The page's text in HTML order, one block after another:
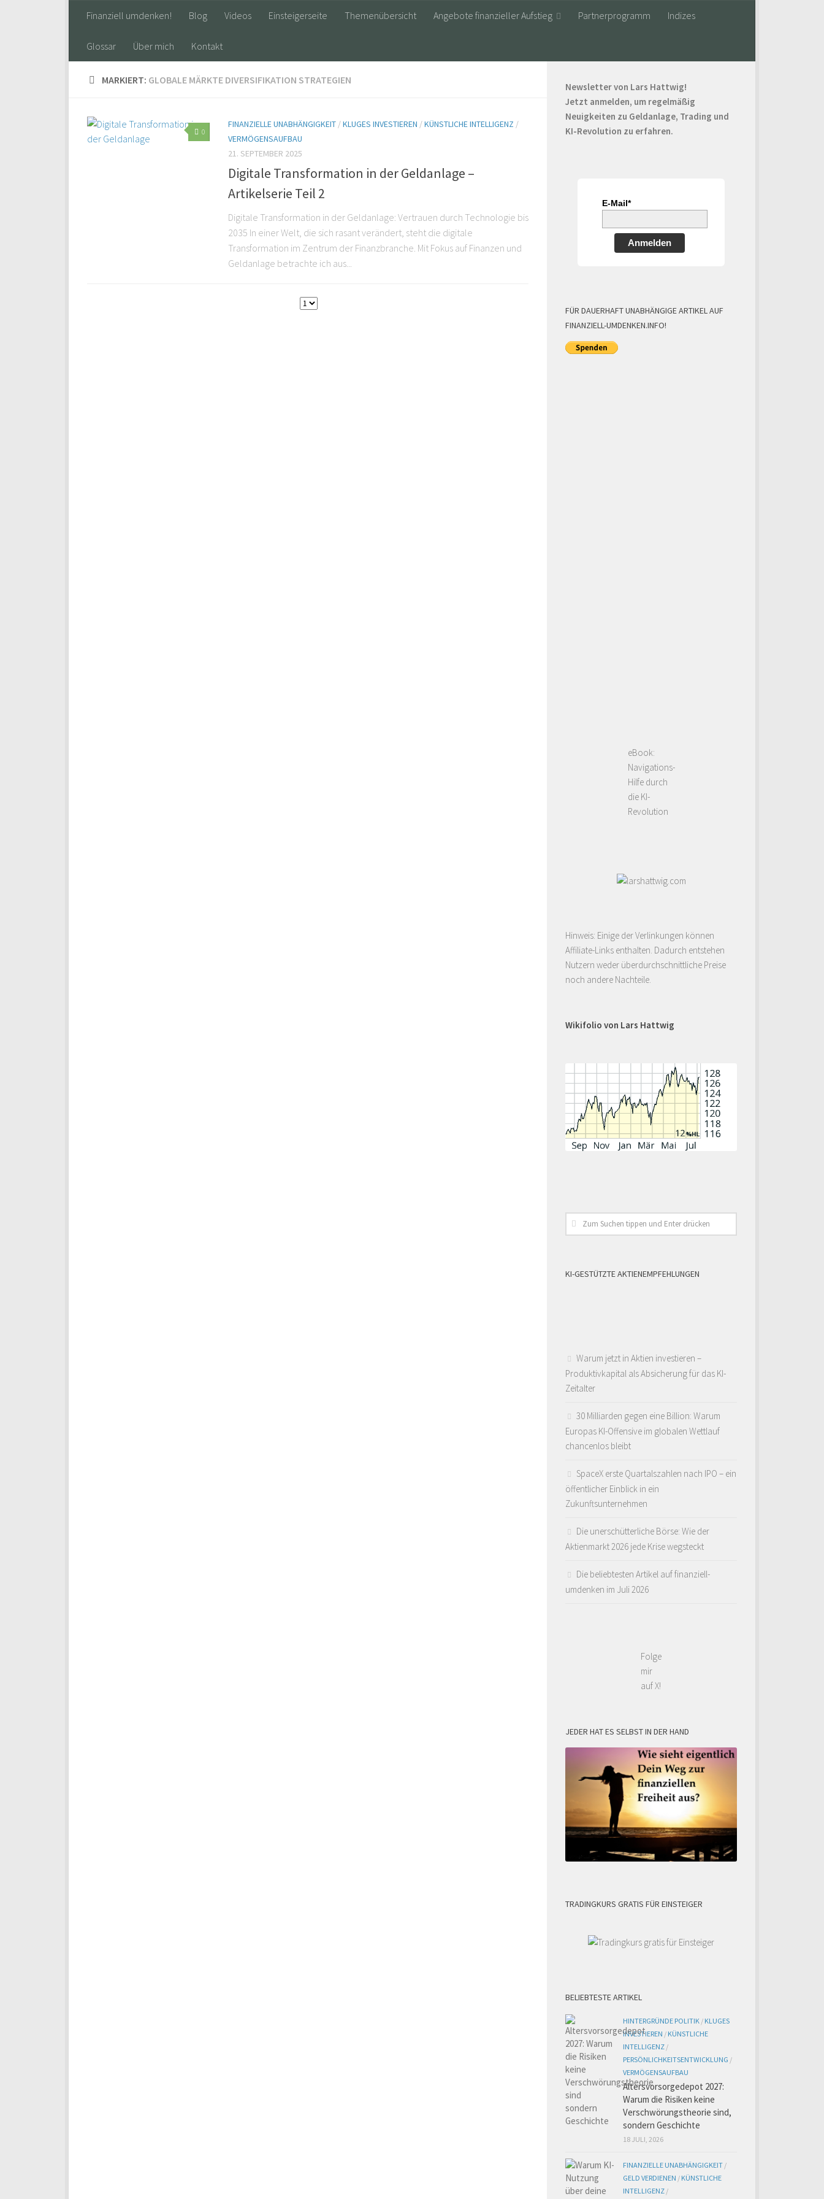
Finanziell umdenken! Blog Videos Einsteigerseite Themenübersicht Angebote finanzieller Aufstieg Partnerprogramm Indizes
Glossar Über mich Kontakt
MARKIERT: GLOBALE MÄRKTE DIVERSIFIKATION STRATEGIEN
0
FINANZIELLE UNABHÄNGIGKEIT /KLUGES INVESTIEREN /KÜNSTLICHE INTELLIGENZ /
VERMÖGENSAUFBAU
21. SEPTEMBER 2025
Digitale Transformation in der Geldanlage –
Artikelserie Teil 2
Digitale Transformation in der Geldanlage: Vertrauen durch Technologie bis
2035 In einer Welt, die sich rasant verändert, steht die digitale
Transformation im Zentrum der Finanzbranche. Mit Fokus auf Finanzen und
Geldanlage betrachte ich aus...
Newsletter von Lars Hattwig!
Jetzt anmelden, um regelmäßig
Neuigkeiten zu Geldanlage, Trading und
KI-Revolution zu erfahren.
E-Mail*
Anmelden
FÜR DAUERHAFT UNABHÄNGIGE ARTIKEL AUF
FINANZIELL-UMDENKEN.INFO!
eBook:
Navigations-
Hilfe durch
die KI-
Revolution
Hinweis: Einige der Verlinkungen können
Affiliate-Links enthalten. Dadurch entstehen
Nutzern weder überdurchschnittliche Preise
noch andere Nachteile.
Wikifolio von Lars Hattwig
KI-GESTÜTZTE AKTIENEMPFEHLUNGEN
Warum jetzt in Aktien investieren –
Produktivkapital als Absicherung für das KI-
Zeitalter
30 Milliarden gegen eine Billion: Warum
Europas KI-Offensive im globalen Wettlauf
chancenlos bleibt
SpaceX erste Quartalszahlen nach IPO – ein
öffentlicher Einblick in ein
Zukunftsunternehmen
Die unerschütterliche Börse: Wie der
Aktienmarkt 2026 jede Krise wegsteckt
Die beliebtesten Artikel auf finanziell-
umdenken im Juli 2026
Folge
mir
auf X!
JEDER HAT ES SELBST IN DER HAND
TRADINGKURS GRATIS FÜR EINSTEIGER
BELIEBTESTE ARTIKEL
HINTERGRÜNDE POLITIK / KLUGES
INVESTIEREN / KÜNSTLICHE
INTELLIGENZ /
PERSÖNLICHKEITSENTWICKLUNG /
VERMÖGENSAUFBAU
Altersvorsorgedepot 2027:
Warum die Risiken keine
Verschwörungstheorie sind,
sondern Geschichte
18 JULI, 2026
FINANZIELLE UNABHÄNGIGKEIT /
GELD VERDIENEN / KÜNSTLICHE
INTELLIGENZ /